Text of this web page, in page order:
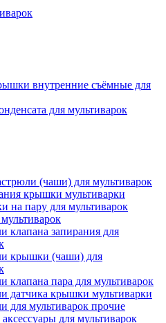
внутренние съёмные для
для мультиварок
(чаши) для мультиварок
крышки мультиварки
на пару для мультиварок
клапана запирания для
крышки (чаши) для
клапана пара для мультиварок
датчика крышки мультиварки
для мультиварок прочие
для мультиварок